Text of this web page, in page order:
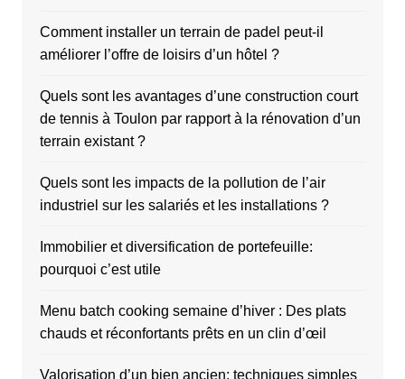
Comment installer un terrain de padel peut-il
améliorer l’offre de loisirs d’un hôtel ?
Quels sont les avantages d’une construction court
de tennis à Toulon par rapport à la rénovation d’un
terrain existant ?
Quels sont les impacts de la pollution de l’air
industriel sur les salariés et les installations ?
Immobilier et diversification de portefeuille:
pourquoi c’est utile
Menu batch cooking semaine d’hiver : Des plats
chauds et réconfortants prêts en un clin d’œil
Valorisation d’un bien ancien: techniques simples